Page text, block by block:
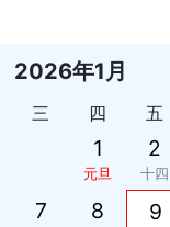
2026年1月
三 四 五
1
元旦
2
十四
7 8 9